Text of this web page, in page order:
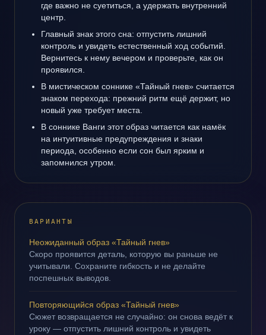
где важно не суетиться, а удержать внутренний
центр.
Главный знак этого сна: отпустить лишний
контроль и увидеть естественный ход событий.
Вернитесь к нему вечером и проверьте, как он
проявился.
В мистическом соннике «Тайный гнев» считается
знаком перехода: прежний ритм ещё держит, но
новый уже требует места.
В соннике Ванги этот образ читается как намёк
на интуитивные предупреждения и знаки
периода, особенно если сон был ярким и
запомнился утром.
ВАРИАНТЫ
Неожиданный образ «Тайный гнев»
Скоро проявится деталь, которую вы раньше не
учитывали. Сохраните гибкость и не делайте
поспешных выводов.
Повторяющийся образ «Тайный гнев»
Сюжет возвращается не случайно: он снова ведёт к
уроку — отпустить лишний контроль и увидеть